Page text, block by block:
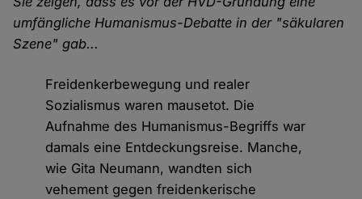
umfängliche Humanismus-Debatte in der "säkularen
Szene" gab...
Freidenkerbewegung und realer
Sozialismus waren mausetot. Die
Aufnahme des Humanismus-Begriffs war
damals eine Entdeckungsreise. Manche,
wie Gita Neumann, wandten sich
vehement gegen freidenkerische